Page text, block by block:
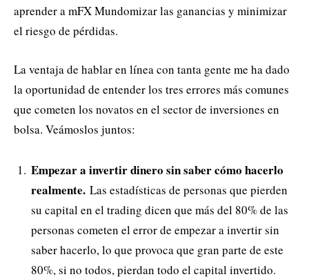
aprender a mFX Mundomizar las ganancias y minimizar
el riesgo de pérdidas.
La ventaja de hablar en línea con tanta gente me ha dado
la oportunidad de entender los tres errores más comunes
que cometen los novatos en el sector de inversiones en
bolsa. Veámoslos juntos:
Empezar a invertir dinero sin saber cómo hacerlo
realmente. Las estadísticas de personas que pierden
su capital en el trading dicen que más del 80% de las
personas cometen el error de empezar a invertir sin
saber hacerlo, lo que provoca que gran parte de este
80%, si no todos, pierdan todo el capital invertido.